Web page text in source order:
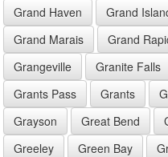
Grand Haven
Grand
Grand Marais
Grand
Grangeville
Granite Falls
Grants Pass
Grants
Grayson
Great Bend
Greeley
Green Bay